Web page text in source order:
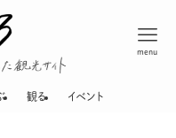
menu
観る イベント